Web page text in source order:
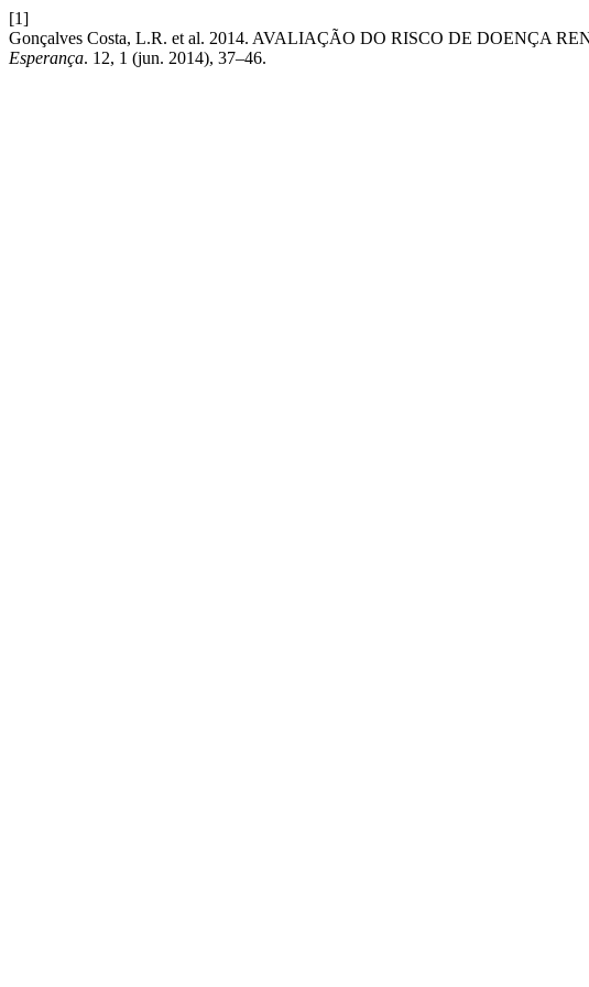
[1]
Gonçalves Costa, L.R. et al. 2014. AVALIAÇÃO DO RISCO DE DOENÇA
Esperança. 12, 1 (jun. 2014), 37–46.